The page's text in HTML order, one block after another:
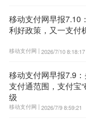
移动支付网早报7.10
利好政策，又一支付
移动支付网 | 2026/7/10 8:18:17
移动支付网早报7.9
支付通范围，支付宝
级
移动支付网 | 2026/7/9 8:59:21